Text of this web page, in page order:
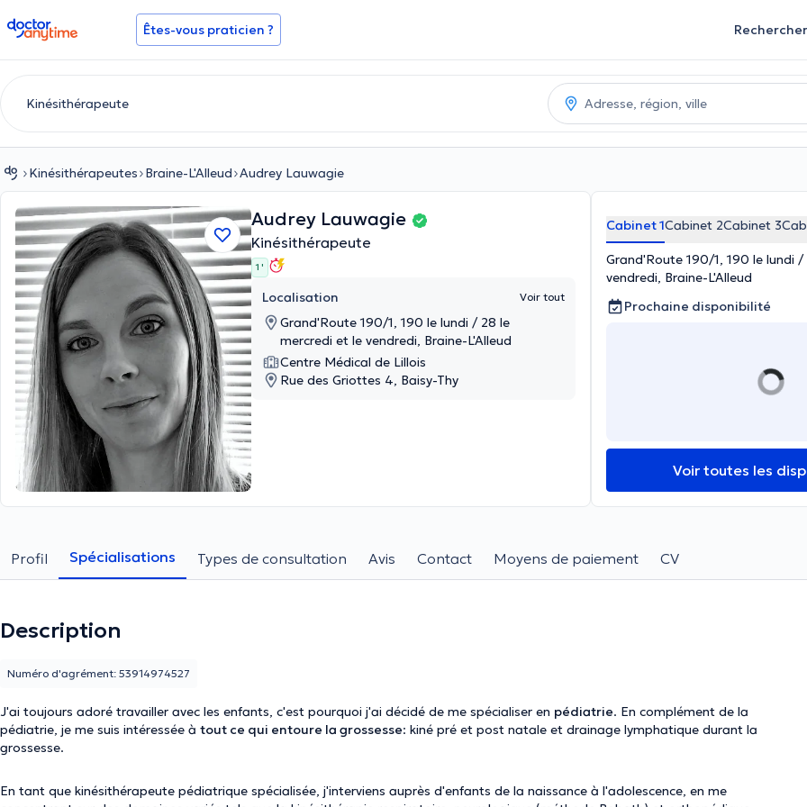
doctoranytime Êtes-vous praticien ? Rechercher
Kinésithérapeutes Braine-L'Alleud Audrey Lauwagie
Audrey Lauwagie
Kinésithérapeute
1 '
Localisation Voir tout
Grand'Route 190/1, 190 le lundi / 28 le
mercredi et le vendredi, Braine-L'Alleud
Centre Médical de Lillois
Rue des Griottes 4, Baisy-Thy
Cabinet 1Cabinet 2Cabinet 3
Grand'Route 190/1, 190 le lundi
vendredi, Braine-L'Alleud
Prochaine disponibilité
Voir toutes les
Profil Spécialisations Types de consultation Avis Contact Moyens de paiement CV
Description
J'ai toujours adoré travailler avec les enfants, c'est pourquoi j'ai décidé de me spécialiser en pédiatrie. En complément de la
pédiatrie, je me suis intéressée à tout ce qui entoure la grossesse: kiné pré et post natale et drainage lymphatique durant la
grossesse.
En tant que kinésithérapeute pédiatrique spécialisée, j'interviens auprès d'enfants de la naissance à l'adolescence, en me
Numéro d'agrément: 53914974527